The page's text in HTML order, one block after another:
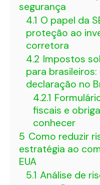
segurança
4.1 O papel da
proteção ao
corretora
4.2 Impostos
para
declaração no
4.2.1
fiscais e
conhecer
5 Como reduzir
estratégia ao
EUA
5.1 Análise de